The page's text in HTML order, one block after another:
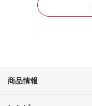
商品情報